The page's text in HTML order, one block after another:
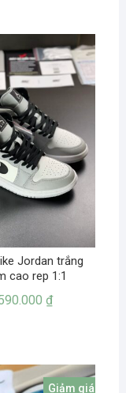
Jordan trắng
cao rep 1:1
₫
Giảm giá!